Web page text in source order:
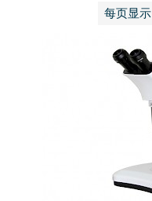
每页显示